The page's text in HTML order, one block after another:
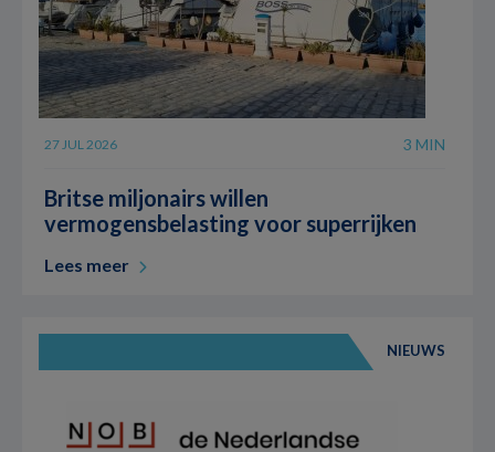
27 JUL 2026 3 MIN
Britse miljonairs willen
vermogensbelasting voor superrijken
Lees meer
NIEUWS